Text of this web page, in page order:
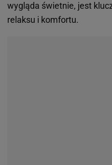
wygląda świetnie, jest
relaksu i komfortu.